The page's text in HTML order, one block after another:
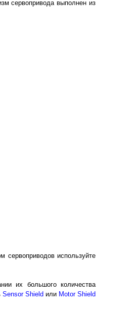
сервопривода выполнен из
сервоприводов используйте
их большого количества
Sensor Shield или Motor Shield